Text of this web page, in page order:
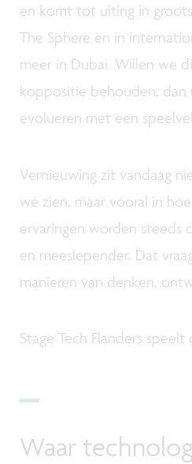
en komt tot uiting in
The Sphere en in
meer in Dubai. Willen we
koppositie behouden,
evolueren met een
Vernieuwing zit vandaag
we zien, maar vooral in
ervaringen worden steeds
en meeslepender. Dat
manieren van denken,
Stage Tech Flanders speelt
Waar